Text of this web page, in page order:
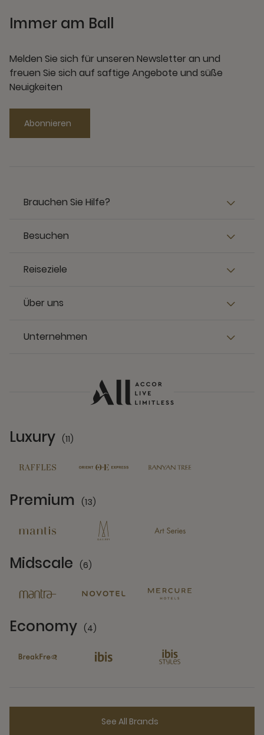
Immer am Ball
Melden Sie sich für unseren Newsletter an und
freuen Sie sich auf saftige Angebote und süße
Neuigkeiten
Abonnieren
Brauchen Sie Hilfe?
Besuchen
Reiseziele
Über uns
Unternehmen
Luxury (11)
Premium (13)
Midscale (6)
Economy (4)
See All Brands